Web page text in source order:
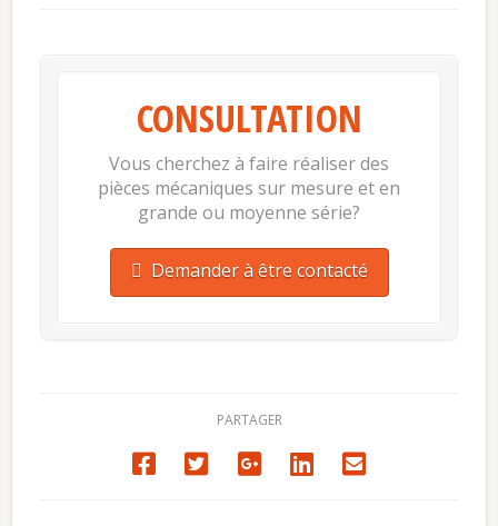
CONSULTATION
Vous cherchez à faire réaliser des
pièces mécaniques sur mesure et en
grande ou moyenne série?
Demander à être contacté
PARTAGER